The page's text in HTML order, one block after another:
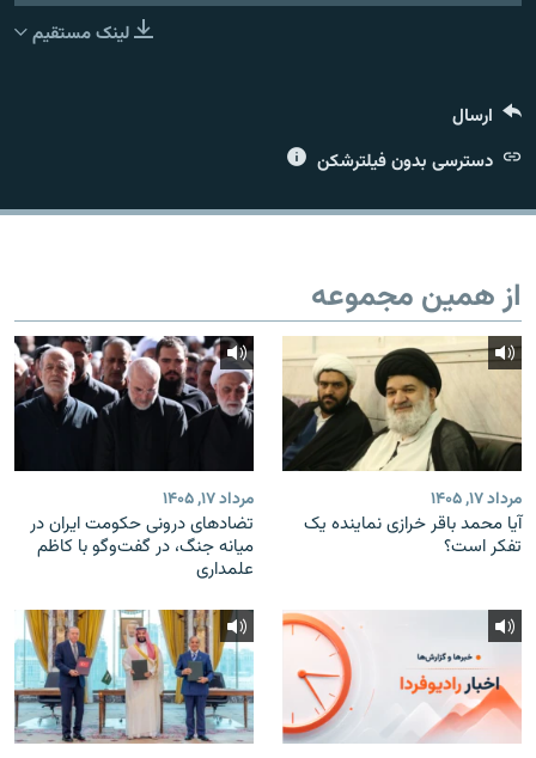
لینک مستقیم
ارسال
دسترسی بدون فیلترشکن
از همین مجموعه
مرداد ۱۷, ۱۴۰۵
آیا محمد باقر خرازی نماینده یک
تفکر است؟
مرداد ۱۷, ۱۴۰۵
تضادهای درونی حکومت ایران در
میانه جنگ، در گفت‌‌وگو با کاظم
علمداری